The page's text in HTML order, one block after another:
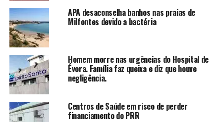
APA desaconselha banhos nas praias de
Milfontes devido a bactéria
Homem morre nas urgências do Hospital de
Évora. Família faz queixa e diz que houve
negligência.
Centros de Saúde em risco de perder
financiamento do PRR